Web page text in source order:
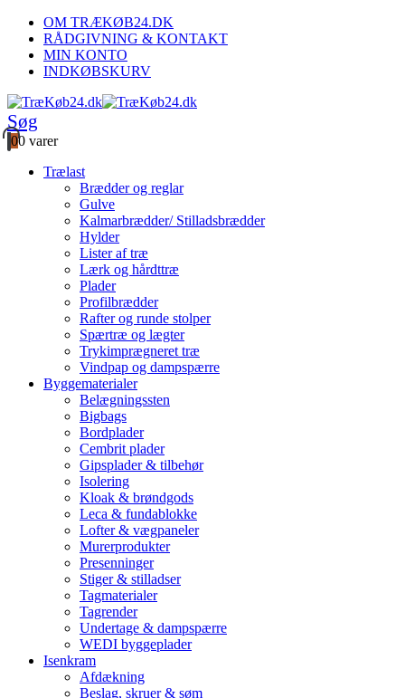
OM TRÆKØB24.DK
RÅDGIVNING & KONTAKT
MIN KONTO
INDKØBSKURV
Søg
00 varer
Trælast
Brædder og reglar
Gulve
Kalmarbrædder/ Stilladsbrædder
Hylder
Lister af træ
Lærk og hårdttræ
Plader
Profilbrædder
Rafter og runde stolper
Spærtræ og lægter
Trykimprægneret træ
Vindpap og dampspærre
Byggematerialer
Belægningssten
Bigbags
Bordplader
Cembrit plader
Gipsplader & tilbehør
Isolering
Kloak & brøndgods
Leca & fundablokke
Lofter & vægpaneler
Murerprodukter
Presenninger
Stiger & stilladser
Tagmaterialer
Tagrender
Undertage & dampspærre
WEDI byggeplader
Isenkram
Afdækning
Beslag, skruer & søm